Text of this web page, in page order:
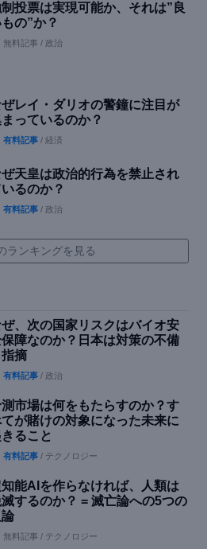
投票は実現可能か、それは”良
の”か？
無料記事 / 政治
レイ・ダリオの警鐘に注目が
っているのか？
有料記事 / 経済
天皇は政治的行為を禁止され
るのか？
有料記事 / 政治
ランキングを見る
、次の国家リスクはバイオ安
障なのか？日本は対策の不備
指摘
有料記事 / 政治
市場は何をもたらすのか？す
が賭けの対象になった未来に
ること
有料記事 / テクノロジー
知能AIを作らなければ、人類は
するのか？ = 滅亡論への5つの
論
無料記事 / テクノロジー